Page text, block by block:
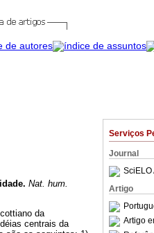
Serviços
Journal
SciELO
Artigo
Artigo
. Nat. hum.
da
centrais da